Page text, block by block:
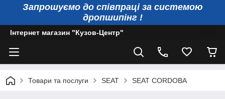
Запрошуємо до співпраці за системою
дропшипінг !
Інтернет магазин "Кузов-Центр"
Товари та послуги SEAT SEAT CORDOBA